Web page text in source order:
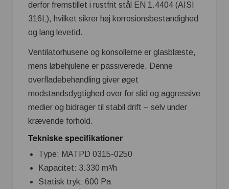
derfor fremstillet i rustfrit stål EN 1.4404 (AISI
316L), hvilket sikrer høj korrosionsbestandighed
og lang levetid.
Ventilatorhusene og konsollerne er glasblæste,
mens løbehjulene er passiverede. Denne
overfladebehandling giver øget
modstandsdygtighed over for slid og aggressive
medier og bidrager til stabil drift – selv under
krævende forhold.
Tekniske specifikationer
Type: MATPD 0315-0250
Kapacitet: 3.330 m³/h
Statisk tryk: 600 Pa